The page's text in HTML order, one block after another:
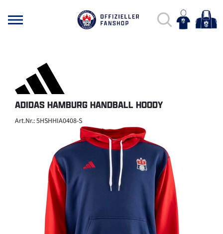
ADIDAS HAMBURG HANDBALL HOODY
Art.Nr.: 5HSHHIA0408-S